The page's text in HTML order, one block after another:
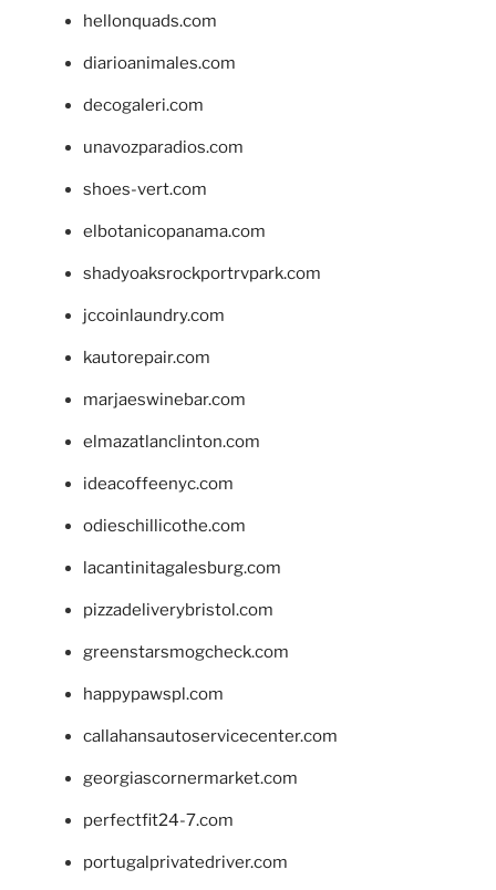
hellonquads.com
diarioanimales.com
decogaleri.com
unavozparadios.com
shoes-vert.com
elbotanicopanama.com
shadyoaksrockportrvpark.com
jccoinlaundry.com
kautorepair.com
marjaeswinebar.com
elmazatlanclinton.com
ideacoffeenyc.com
odieschillicothe.com
lacantinitagalesburg.com
pizzadeliverybristol.com
greenstarsmogcheck.com
happypawspl.com
callahansautoservicecenter.com
georgiascornermarket.com
perfectfit24-7.com
portugalprivatedriver.com